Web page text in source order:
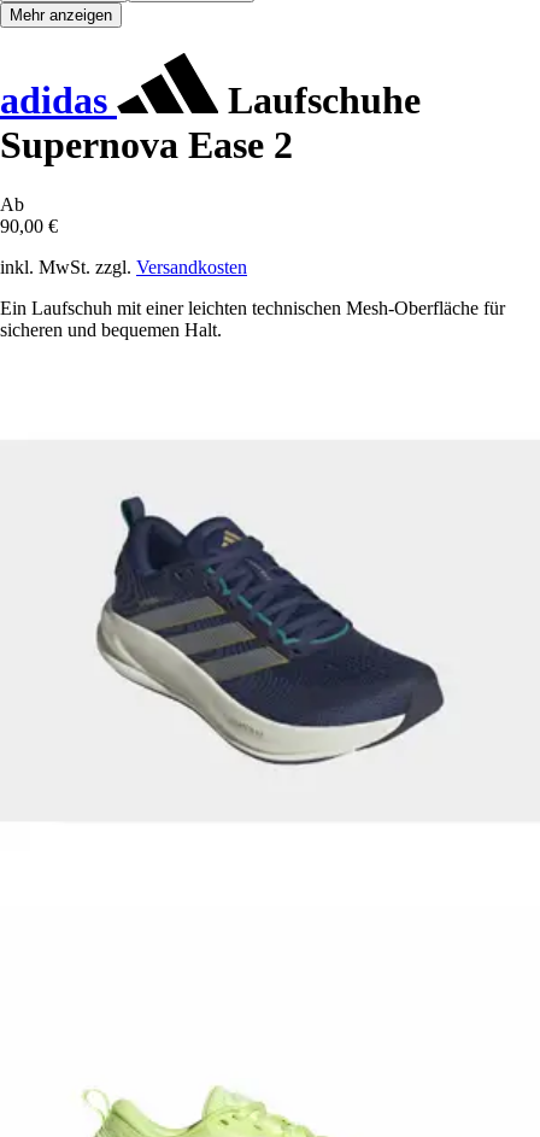
Mehr anzeigen
adidas
Laufschuhe
Supernova Ease 2
Ab
90,00 €
inkl. MwSt. zzgl. Versandkosten
Ein Laufschuh mit einer leichten technischen Mesh-Oberfläche für
sicheren und bequemen Halt.